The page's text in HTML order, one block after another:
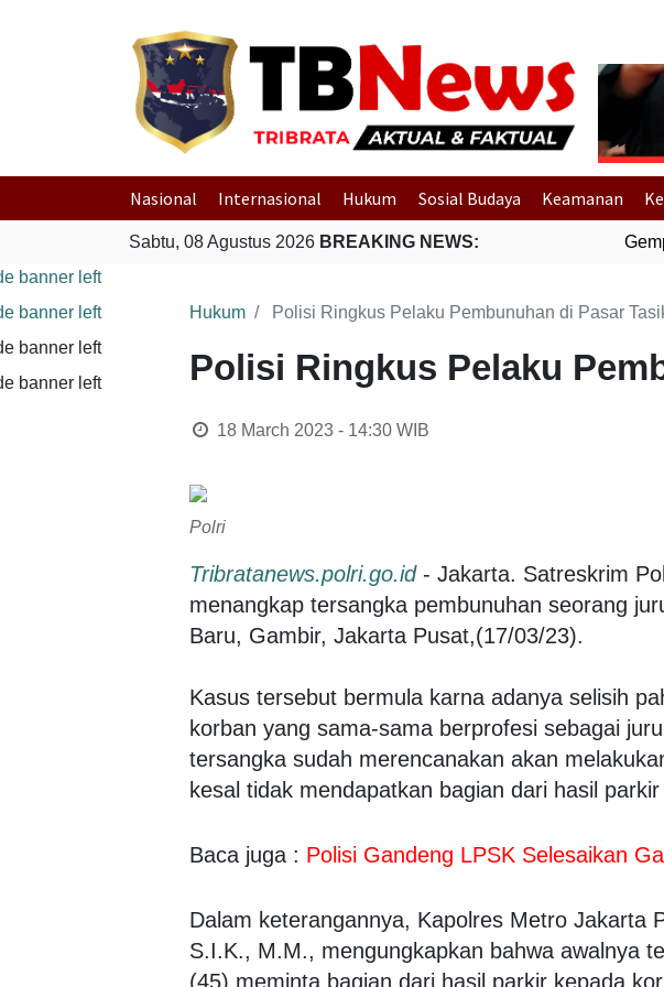
Nasional Internasional Hukum Sosial Budaya Keamanan
Sabtu, 08 Agustus 2026 BREAKING NEWS:
Hukum Polisi Ringkus Pelaku Pembunuhan di Pasar
Polisi Ringkus Pelaku
18 March 2023 - 14:30WIB
Polri
Tribratanews.polri.go.id- Jakarta. Satreskrim
menangkap tersangka pembunuhan seorang
Baru, Gambir, Jakarta Pusat,(17/03/23).
Kasus tersebut bermula karna adanya selisih
korban yang sama-sama berprofesi sebagai
tersangka sudah merencanakan akan
kesal tidak mendapatkan bagian dari hasil
Baca juga : Polisi Gandeng LPSK Selesaikan
Dalam keterangannya, Kapolres Metro Jakarta
S.I.K., M.M., mengungkapkan bahwa awalnya
(45) meminta bagian dari hasil parkir kepada